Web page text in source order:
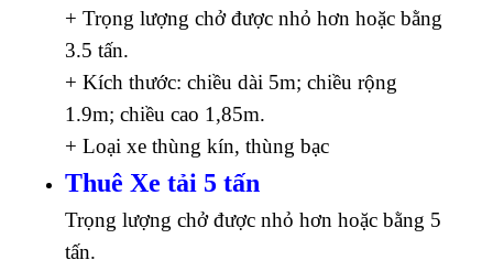
+ Trọng lượng chở được nhỏ hơn hoặc bằng
3.5 tấn.
+ Kích thước: chiều dài 5m; chiều rộng
1.9m; chiều cao 1,85m.
+ Loại xe thùng kín, thùng bạc
Thuê Xe tải 5 tấn
Trọng lượng chở được nhỏ hơn hoặc bằng 5
tấn.